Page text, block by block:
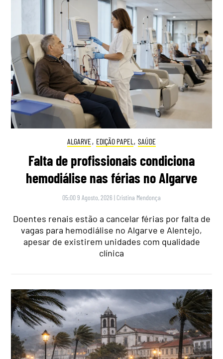
ALGARVE, EDIÇÃO PAPEL , SAÚDE
Falta de profissionais condiciona
hemodiálise nas férias no Algarve
05:00 9 Agosto, 2026 | Cristina Mendonça
Doentes renais estão a cancelar férias por falta de
vagas para hemodiálise no Algarve e Alentejo,
apesar de existirem unidades com qualidade
clínica